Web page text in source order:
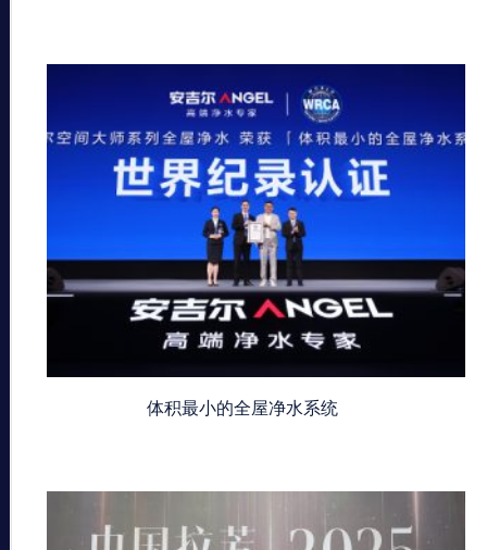
体积最小的全屋净水系统